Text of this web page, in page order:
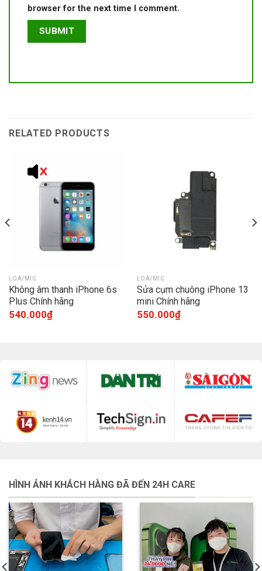
browser for the next time I comment.
RELATED PRODUCTS
LOA/MIC
Không âm thanh iPhone 6s
Plus Chính hãng
540.000₫
LOA/MIC
Sửa cụm chuông iPhone 13
mini Chính hãng
550.000₫
HÌNH ẢNH KHÁCH HÀNG ĐÃ ĐẾN 24H CARE